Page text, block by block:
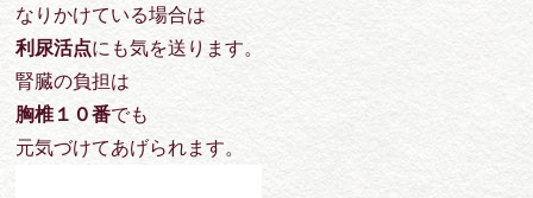
なりかけている場合は
利尿活点にも気を送ります。
腎臓の負担は
胸椎１０番でも
元気づけてあげられます。